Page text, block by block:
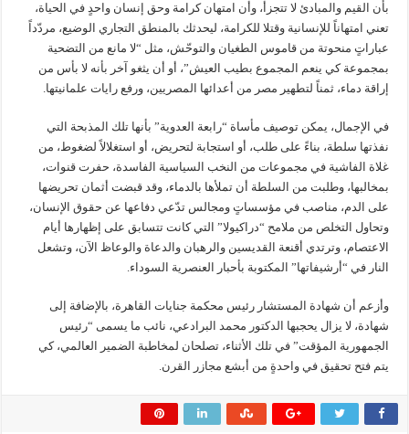
بأن القيم والمبادئ لا تتجزأ، وأن امتهان كرامة وحق إنسان واحدٍ في الحياة،
تعني امتهاناً للإنسانية وقتلا للكرامة، ليحدثك بالمنطق التجاري الوضيع، مردّداً
عباراتٍ منحوتة من قاموس الطغيان والتوحّش، مثل “لا مانع من التضحية
بمجموعة كي ينعم المجموع بطيب العيش”، أو أن يثغو آخر بأنه لا بأس من
إراقة دماء، ثمناً لتطهير مصر من أعدائها المصريين، ورفع رايات علمانيتها.
في الإجمال، يمكن توصيف مأساة “رابعة العدوية” بأنها تلك المذبحة التي
نفذتها سلطة، بناءً على طلب، أو استجابة لتحريض، أو استغلالاً لضغوط، من
غلاة الفاشية في مجموعات من النخب السياسية الفاسدة، حفرت قنوات،
بمخالبها، وطلبت من السلطة أن تملأها بالدماء، وقد قبضت أثمان تحريضها
على الدم، مناصب في مؤسساتٍ ومجالس تدّعي دفاعها عن حقوق الإنسان،
وتحاول التخلص من ملامح “دراكيولا” التي كانت تتسابق على إظهارها أيام
الاعتصام، وترتدي أقنعة القديسين والرهبان والدعاة والوعاظ الآن، وتشعل
النار في “أرشيفاتها” المكتوبة بأحبار العنصرية السوداء.
وأزعم أن شهادة المستشار رئيس محكمة جنايات القاهرة، بالإضافة إلى
شهادة، لا يزال يحجبها الدكتور محمد البرادعي، نائب ما يسمى “رئيس
الجمهورية المؤقت” في تلك الأثناء، تصلحان لمخاطبة الضمير العالمي، كي
يتم فتح تحقيق في واحدةٍ من أبشع مجازر القرن.